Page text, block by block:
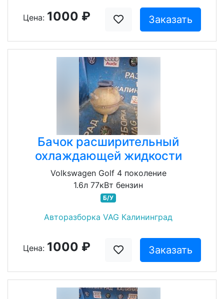
Цена: 1000 ₽ Заказать
Бачок расширительный
охлаждающей жидкости
Volkswagen Golf 4 поколение
1.6л 77кВт бензин
Б/У
Авторазборка VAG Калининград
Цена: 1000 ₽ Заказать